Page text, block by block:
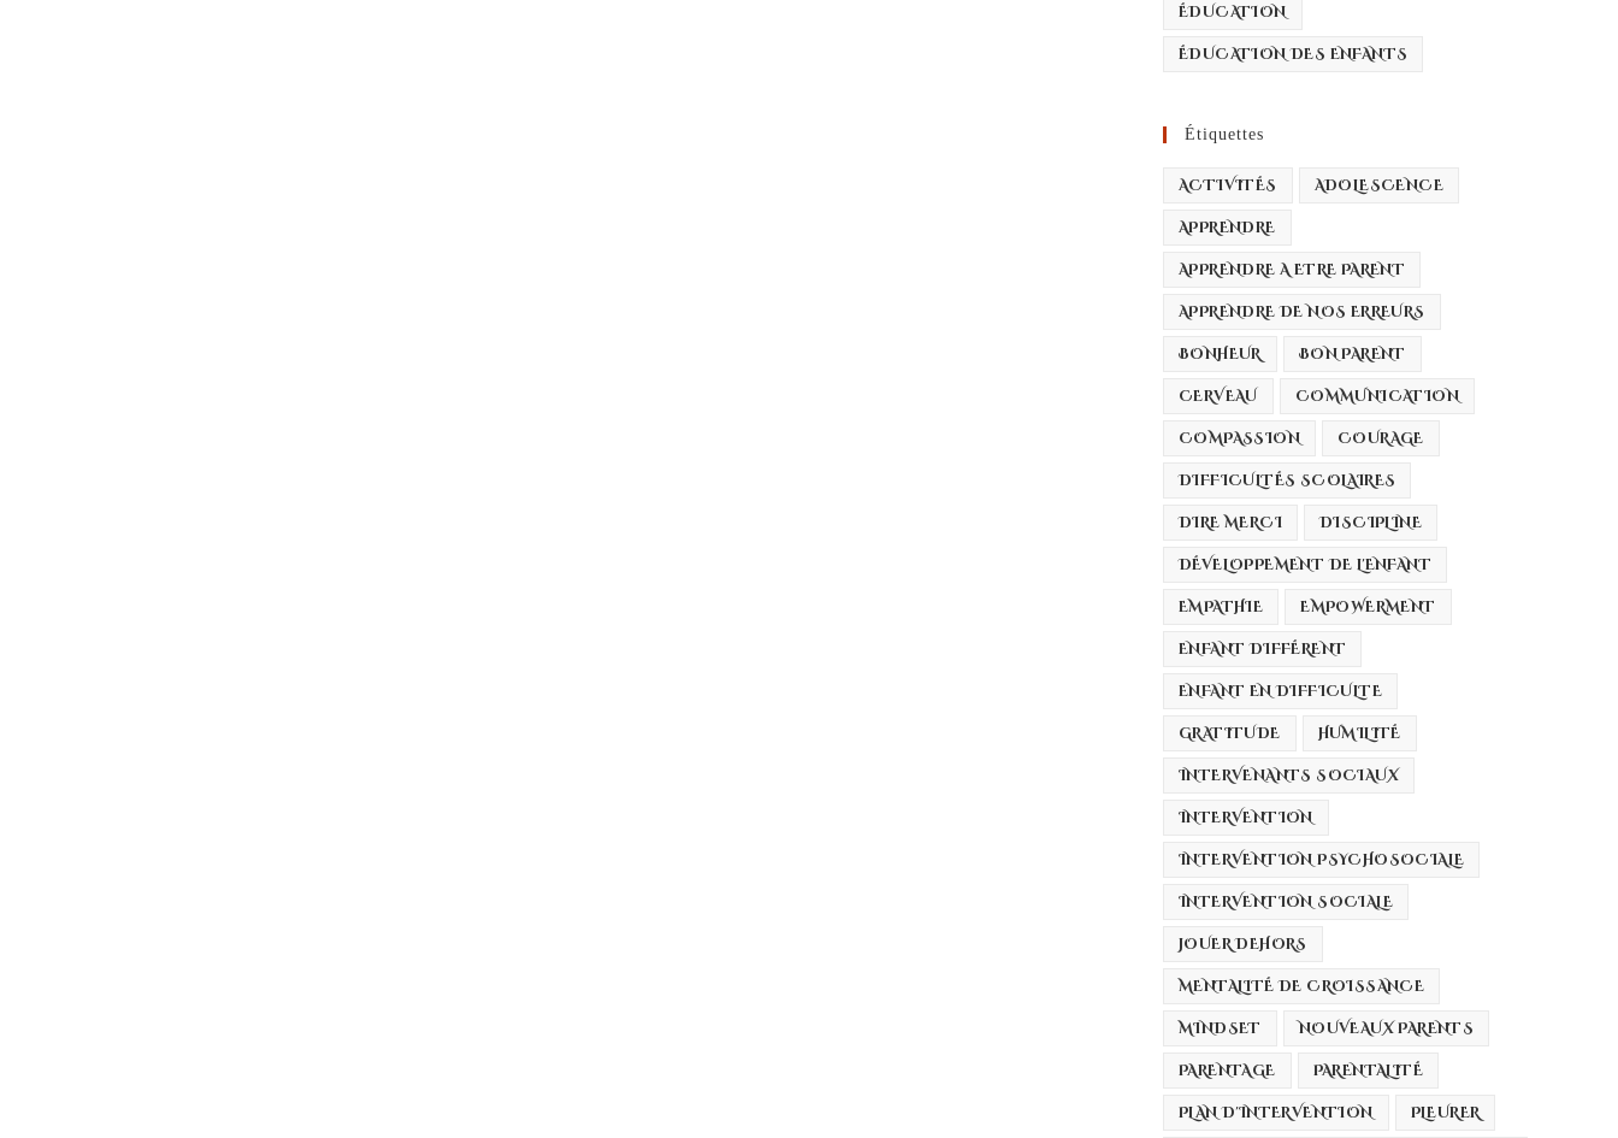
ÉDUCATION
ÉDUCATION DES ENFANTS
Étiquettes
ACTIVITÉS ADOLESCENCE
APPRENDRE
APPRENDRE A ETRE PARENT
APPRENDRE DE NOS ERREURS
BONHEUR BON PARENT
CERVEAU COMMUNICATION
COMPASSION COURAGE
DIFFICULTÉS SCOLAIRES
DIRE MERCI DISCIPLINE
DÉVELOPPEMENT DE L'ENFANT
EMPATHIE EMPOWERMENT
ENFANT DIFFÉRENT
ENFANT EN DIFFICULTE
GRATITUDE HUMILITÉ
INTERVENANTS SOCIAUX
INTERVENTION
INTERVENTION PSYCHOSOCIALE
INTERVENTION SOCIALE
JOUER DEHORS
MENTALITÉ DE CROISSANCE
MINDSET NOUVEAUX PARENTS
PARENTAGE PARENTALITÉ
PLAN D'INTERVENTION PLEURER